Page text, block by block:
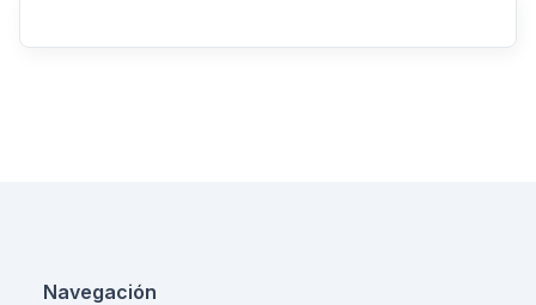
Navegación